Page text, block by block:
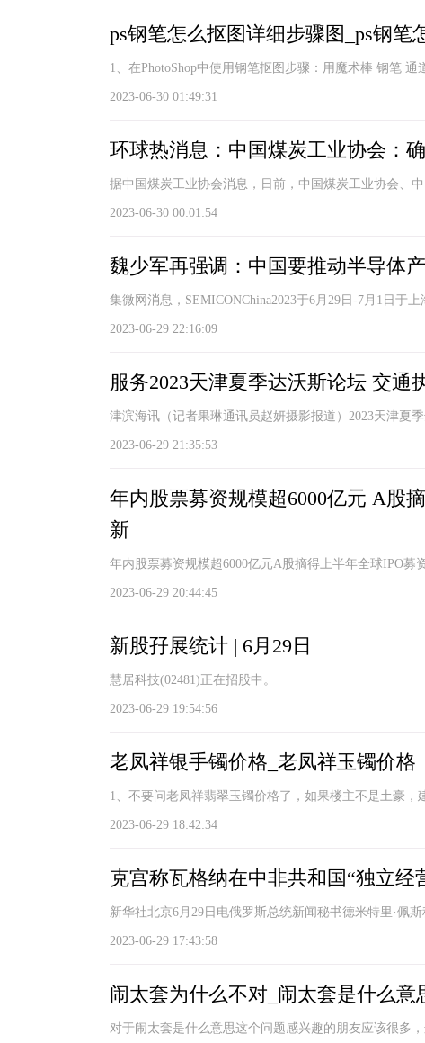
ps钢笔怎么抠图详细步骤图_ps钢笔
1、在PhotoShop中使用钢笔抠图步骤：用魔术棒 钢笔 通
2023-06-30 01:49:31
环球热消息：中国煤炭工业协会：
据中国煤炭工业协会消息，日前，中国煤炭工业协会、
2023-06-30 00:01:54
魏少军再强调：中国要推动半导体
集微网消息，SEMICONChina2023于6月29日-7月1日于
2023-06-29 22:16:09
服务2023天津夏季达沃斯论坛 交通
津滨海讯（记者果琳通讯员赵妍摄影报道）2023天津夏
2023-06-29 21:35:53
年内股票募资规模超6000亿元 A股
新
年内股票募资规模超6000亿元A股摘得上半年全球IPO募
2023-06-29 20:44:45
新股孖展统计 | 6月29日
慧居科技(02481)正在招股中。
2023-06-29 19:54:56
老凤祥银手镯价格_老凤祥玉镯价格
1、不要问老凤祥翡翠玉镯价格了，如果楼主不是土豪，
2023-06-29 18:42:34
克宫称瓦格纳在中非共和国“独立经
新华社北京6月29日电俄罗斯总统新闻秘书德米特里·佩
2023-06-29 17:43:58
闹太套为什么不对_闹太套是什么意
对于闹太套是什么意思这个问题感兴趣的朋友应该很多